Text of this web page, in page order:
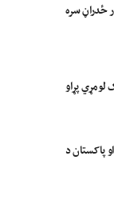
ځدراڼ سره
لومړي پړاو
پاکستان د